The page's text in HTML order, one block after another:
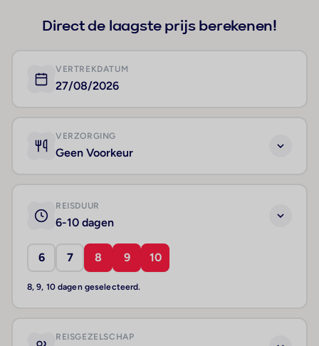
Direct de laagste prijs berekenen!
VERTREKDATUM
27/08/2026
VERZORGING
Geen Voorkeur
REISDUUR
6-10 dagen
6 7 8 9 10
8, 9, 10 dagen geselecteerd.
REISGEZELSCHAP